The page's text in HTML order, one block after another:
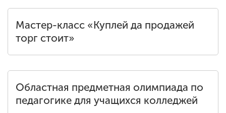
Мастер-класс «Куплей да продажей
торг стоит»
Областная предметная олимпиада по
педагогике для учащихся колледжей